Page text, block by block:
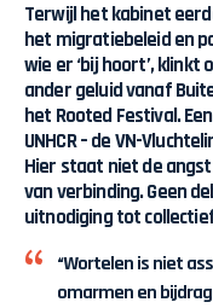
Terwijl het kabinet
het migratiebeleid en
wie er ‘bij hoort’,
ander geluid vanaf
het Rooted Festival.
UNHCR – de VN-
Hier staat niet de
van verbinding. Geen
uitnodiging tot
“Wortelen is niet
omarmen en